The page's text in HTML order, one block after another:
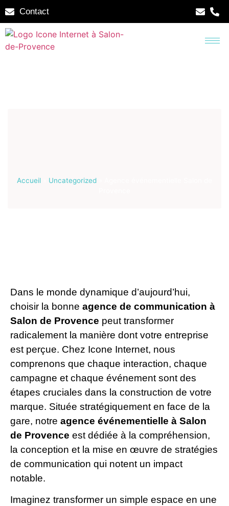
Contact
Accueil Uncategorized
Dans le monde dynamique d’aujourd’hui,
choisir la bonne agence de communication à
Salon de Provence peut transformer
radicalement la manière dont votre entreprise
est perçue. Chez Icone Internet, nous
comprenons que chaque interaction, chaque
campagne et chaque événement sont des
étapes cruciales dans la construction de votre
marque. Située stratégiquement en face de la
gare, notre agence événementielle à Salon
de Provence est dédiée à la compréhension,
la conception et la mise en œuvre de stratégies
de communication qui notent un impact
notable.
Imaginez transformer un simple espace en une